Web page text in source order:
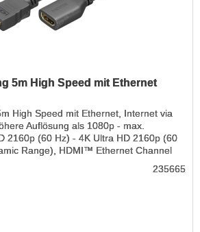
5m High Speed mit Ethernet
High Speed mit Ethernet, Internet via
Auflösung als 1080p - max.
2160p (60 Hz) - 4K Ultra HD 2160p (60
Range), HDMI™ Ethernet Channel
235665